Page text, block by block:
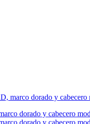
marco dorado y cabecero